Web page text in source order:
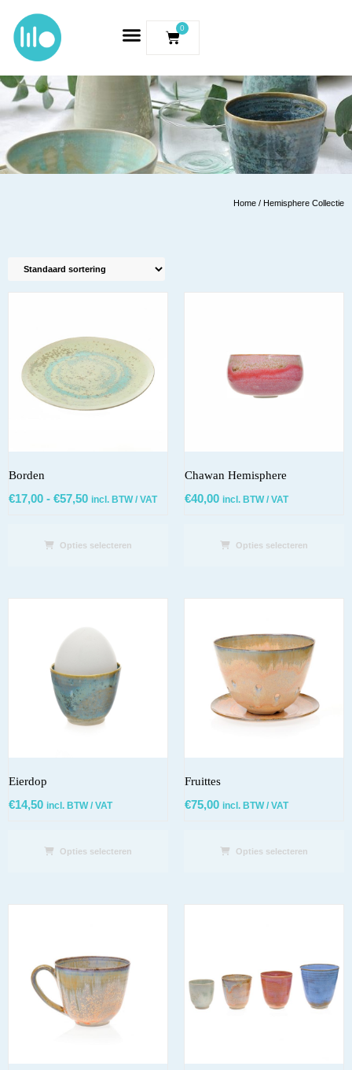
0
Home / Hemisphere Collectie
Borden
€17,00 - €57,50 incl. BTW / VAT
Opties selecteren
Chawan Hemisphere
€40,00 incl. BTW / VAT
Opties selecteren
Eierdop
€14,50 incl. BTW / VAT
Opties selecteren
Fruittes
€75,00 incl. BTW / VAT
Opties selecteren